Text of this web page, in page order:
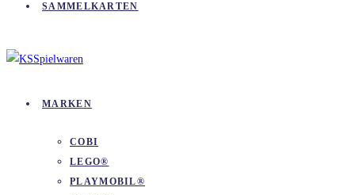
SAMMELKARTEN
MARKEN
COBI
LEGO®
PLAYMOBIL®